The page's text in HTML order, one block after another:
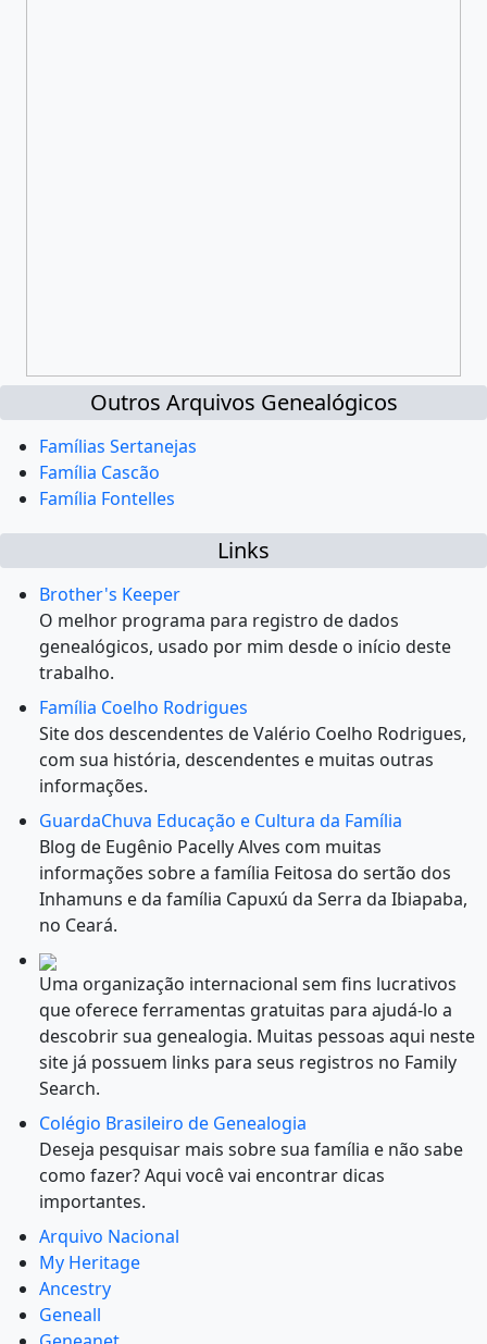
Outros Arquivos Genealógicos
Famílias Sertanejas
Família Cascão
Família Fontelles
Links
Brother's Keeper
O melhor programa para registro de dados
genealógicos, usado por mim desde o início deste
trabalho.
Família Coelho Rodrigues
Site dos descendentes de Valério Coelho Rodrigues,
com sua história, descendentes e muitas outras
informações.
GuardaChuva Educação e Cultura da Família
Blog de Eugênio Pacelly Alves com muitas
informações sobre a família Feitosa do sertão dos
Inhamuns e da família Capuxú da Serra da Ibiapaba,
no Ceará.
Uma organização internacional sem fins lucrativos
que oferece ferramentas gratuitas para ajudá-lo a
descobrir sua genealogia. Muitas pessoas aqui neste
site já possuem links para seus registros no Family
Search.
Colégio Brasileiro de Genealogia
Deseja pesquisar mais sobre sua família e não sabe
como fazer? Aqui você vai encontrar dicas
importantes.
Arquivo Nacional
My Heritage
Ancestry
Geneall